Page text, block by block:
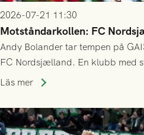
2026-07-21 11:30
Motståndarkollen: FC
Andy Bolander tar tempen på
FC Nordsjælland. En klubb med
publiksnitt, ett lag med både
Läs mer